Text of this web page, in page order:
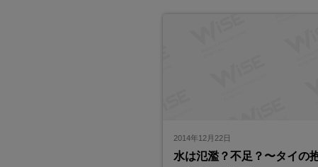
2014年12月22日
水は氾濫？不足？〜タイの